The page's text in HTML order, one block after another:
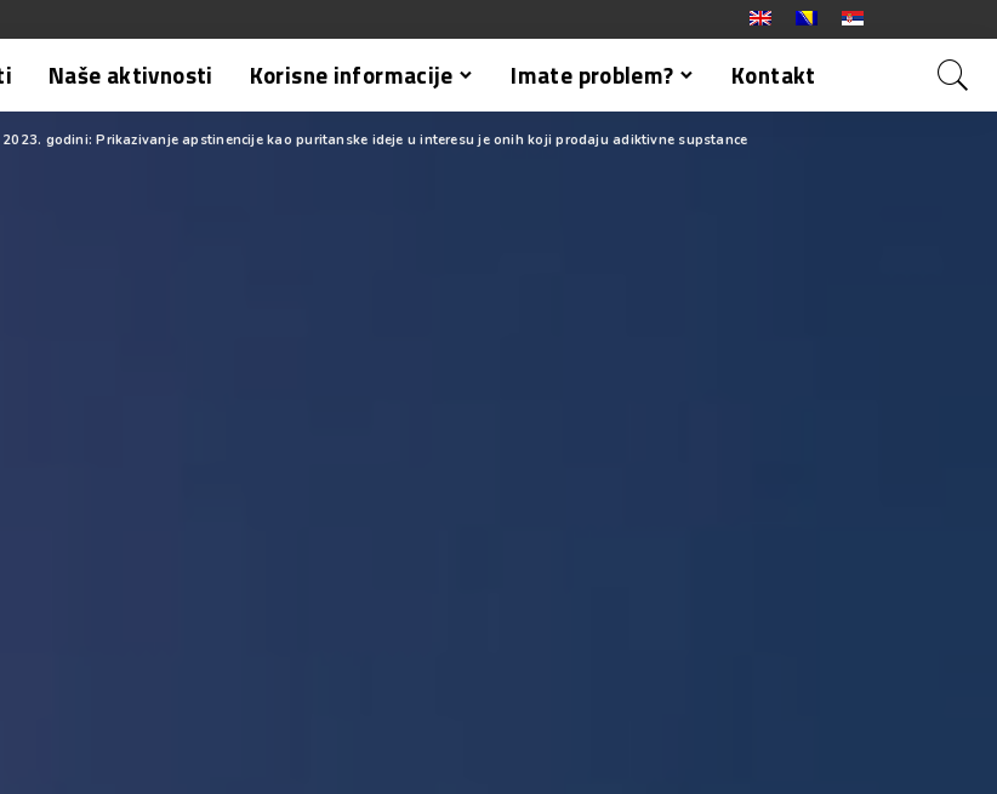
Naše aktivnosti Korisne informacije Imate problem? Kontakt
godini: Prikazivanje apstinencije kao puritanske ideje u interesu je onih koji prodaju adiktivne supstance